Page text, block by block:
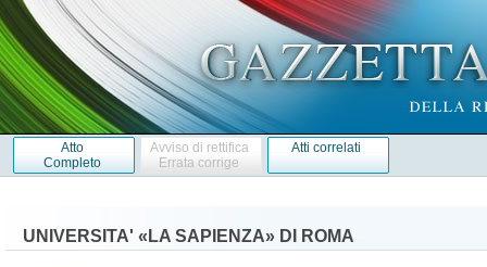
Atto
Completo
Avviso di rettifica
Errata corrige
Atti correlati
UNIVERSITA' «LA SAPIENZA» DI ROMA